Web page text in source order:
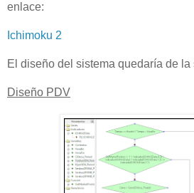
enlace:
Ichimoku 2
El diseño del sistema quedaría de la
Diseño PDV